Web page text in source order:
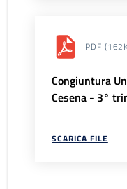
PDF
Congiuntura
Cesena - 3°
SCARICA FILE